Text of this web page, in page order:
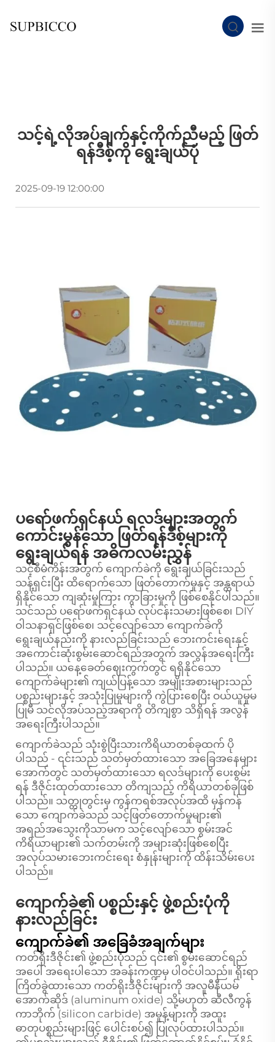
သင့်ရဲ့လိုအပ်ချက်နှင့်ကိုက်ညီမည့် ဖြတ်
ရန်ဒီစ့်ကို ရွေးချယ်ပုံ
2025-09-19 12:00:00
ပရော်ဖက်ရှင်နယ် ရလဒ်များအတွက်
ကောင်းမွန်သော ဖြတ်ရန်ဒီစ့်များကို
ရွေးချယ်ရန် အဓိကလမ်းညွှန်
သင့်စီမံကိန်းအတွက် ကျောက်ခဲကို ရွေးချယ်ခြင်းသည်
သန့်ရှင်းပြီး ထိရောက်သော ဖြတ်တောက်မှုနှင့် အန္တရာယ်
ရှိနိုင်သော ကျဆုံးမှုကြား ကွာခြားမှုကို ဖြစ်စေနိုင်ပါသည်။
သင်သည် ပရော်ဖက်ရှင်နယ် လုပ်ငန်းသမားဖြစ်စေ၊ DIY
ဝါသနာရှင်ဖြစ်စေ၊ သင့်လျော်သော ကျောက်ခဲကို
ရွေးချယ်နည်းကို နားလည်ခြင်းသည် ဘေးကင်းရေးနှင့်
အကောင်းဆုံးစွမ်းဆောင်ရည်အတွက် အလွန်အရေးကြီး
ပါသည်။ ယနေ့ခေတ်ဈေးကွက်တွင် ရရှိနိုင်သော
ကျောက်ခဲများ၏ ကျယ်ပြန့်သော အမျိုးအစားများသည်
ပစ္စည်းများနှင့် အသုံးပြုမှုများကို ကွဲပြားစေပြီး ဝယ်ယူမှုမ
ပြုမီ သင်လိုအပ်သည့်အရာကို တိကျစွာ သိရှိရန် အလွန်
အရေးကြီးပါသည်။
ကျောက်ခဲသည် သုံးစွဲပြီးသားကိရိယာတစ်ခုထက် ပို
ပါသည် - ၎င်းသည် သတ်မှတ်ထားသော အခြေအနေများ
အောက်တွင် သတ်မှတ်ထားသော ရလဒ်များကို ပေးစွမ်း
ရန် ဒီဇိုင်းထုတ်ထားသော တိကျသည့် ကိရိယာတစ်ခုဖြစ်
ပါသည်။ သတ္တုတွင်းမှ ကွန်ကရစ်အလုပ်အထိ မှန်ကန်
သော ကျောက်ခဲသည် သင့်ဖြတ်တောက်မှုများ၏
အရည်အသွေးကိုသာမက သင့်လျော်သော စွမ်းအင်
ကိရိယာများ၏ သက်တမ်းကို အများဆုံးဖြစ်စေပြီး
အလုပ်သမားဘေးကင်းရေး စံနှုန်းများကို ထိန်းသိမ်းပေး
ပါသည်။
ကျောက်ခဲ၏ ပစ္စည်းနှင့် ဖွဲ့စည်းပုံကို
နားလည်ခြင်း
ကျောက်ခဲ၏ အခြေခံအချက်များ
ကတ်ရိုးဒီဇိုင်း၏ ဖွဲ့စည်းပုံသည် ၎င်း၏ စွမ်းဆောင်ရည်
အပေါ် အရေးပါသော အခန်းကဏ္ဍမှ ပါဝင်ပါသည်။ ရိုးရာ
ကြိတ်ခွဲထားသော ကတ်ရိုးဒီဇိုင်းများကို အလူမီနီယမ်
အောက်ဆိုဒ် (aluminum oxide) သို့မဟုတ် ဆီလီကွန်
ကာဘိုက် (silicon carbide) အမှုန့်များကို အထူး
ဓာတုပစ္စည်းများဖြင့် ပေါင်းစပ်၍ ပြုလုပ်ထားပါသည်။